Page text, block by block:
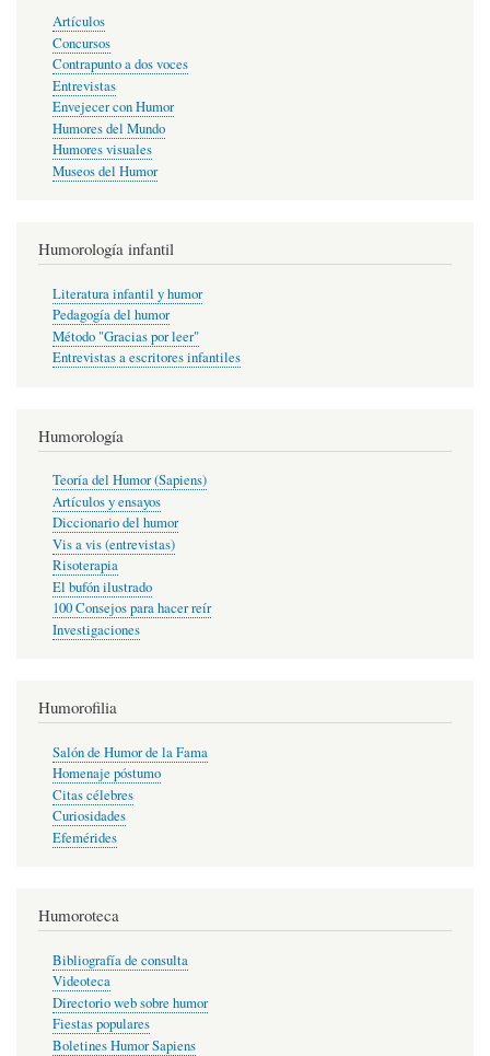
Artículos
Concursos
Contrapunto a dos voces
Entrevistas
Envejecer con Humor
Humores del Mundo
Humores visuales
Museos del Humor
Humorología infantil
Literatura infantil y humor
Pedagogía del humor
Método "Gracias por leer"
Entrevistas a escritores infantiles
Humorología
Teoría del Humor (Sapiens)
Artículos y ensayos
Diccionario del humor
Vis a vis (entrevistas)
Risoterapia
El bufón ilustrado
100 Consejos para hacer reír
Investigaciones
Humorofilia
Salón de Humor de la Fama
Homenaje póstumo
Citas célebres
Curiosidades
Efemérides
Humoroteca
Bibliografía de consulta
Videoteca
Directorio web sobre humor
Fiestas populares
Boletines Humor Sapiens